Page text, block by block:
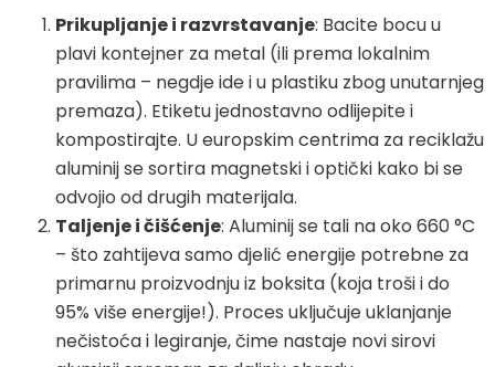
Prikupljanje i razvrstavanje: Bacite bocu u
plavi kontejner za metal (ili prema lokalnim
pravilima – negdje ide i u plastiku zbog unutarnjeg
premaza). Etiketu jednostavno odlijepite i
kompostirajte. U europskim centrima za reciklažu
aluminij se sortira magnetski i optički kako bi se
odvojio od drugih materijala.
Taljenje i čišćenje: Aluminij se tali na oko 660 °C
– što zahtijeva samo djelić energije potrebne za
primarnu proizvodnju iz boksita (koja troši i do
95% više energije!). Proces uključuje uklanjanje
nečistoća i legiranje, čime nastaje novi sirovi